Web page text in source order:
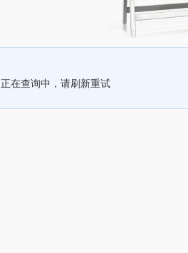
正在查询中，请刷新重试